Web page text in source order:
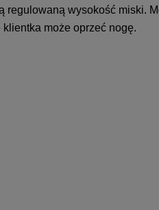
regulowaną wysokość miski.
może oprzeć nogę.